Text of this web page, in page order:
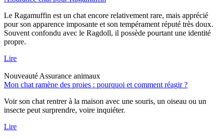
Le Ragamuffin est un chat encore relativement rare, mais apprécié
pour son apparence imposante et son tempérament réputé très doux.
Souvent confondu avec le Ragdoll, il possède pourtant une identité
propre.
Lire
Nouveauté Assurance animaux
Mon chat ramène des proies : pourquoi et comment réagir ?
Voir son chat rentrer à la maison avec une souris, un oiseau ou un
insecte peut surprendre, voire inquiéter.
Lire